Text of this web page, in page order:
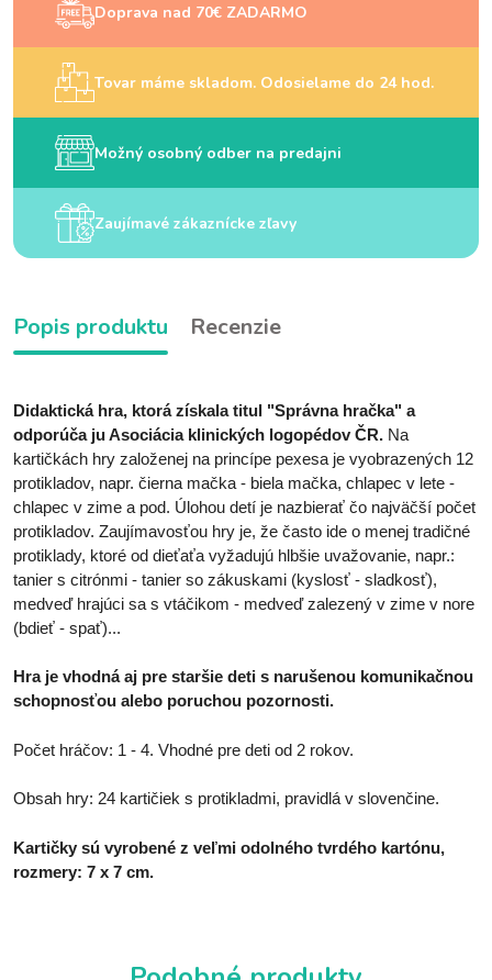
Doprava nad 70€ ZADARMO
Tovar máme skladom. Odosielame do 24 hod.
Možný osobný odber na predajni
Zaujímavé zákaznícke zľavy
Popis produktu Recenzie
Didaktická hra, ktorá získala titul "Správna hračka" a
odporúča ju Asociácia klinických logopédov ČR. Na
kartičkách hry založenej na princípe pexesa je vyobrazených 12
protikladov, napr. čierna mačka - biela mačka, chlapec v lete -
chlapec v zime a pod. Úlohou detí je nazbierať čo najväčší počet
protikladov. Zaujímavosťou hry je, že často ide o menej tradičné
protiklady, ktoré od dieťaťa vyžadujú hlbšie uvažovanie, napr.:
tanier s citrónmi - tanier so zákuskami (kyslosť - sladkosť),
medveď hrajúci sa s vtáčikom - medveď zalezený v zime v nore
(bdieť - spať)...
Hra je vhodná aj pre staršie deti s narušenou komunikačnou
schopnosťou alebo poruchou pozornosti.
Počet hráčov: 1 - 4. Vhodné pre deti od 2 rokov.
Obsah hry: 24 kartičiek s protikladmi, pravidlá v slovenčine.
Kartičky sú vyrobené z veľmi odolného tvrdého kartónu,
rozmery: 7 x 7 cm.